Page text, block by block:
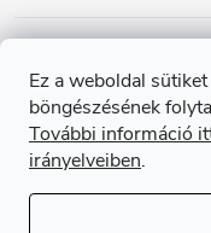
Ez a weboldal
böngészésének
További információ
irányelveiben.
é
Online fizetési